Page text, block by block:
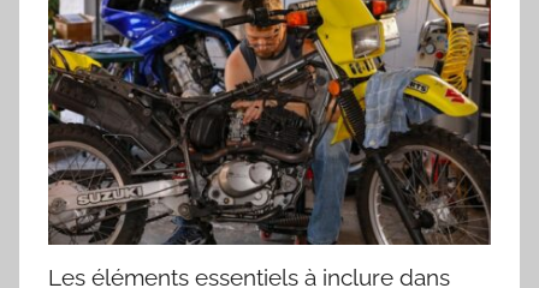
Les éléments essentiels à inclure dans